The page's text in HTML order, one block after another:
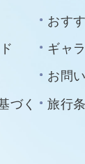
おす
ギャ
お問
づく
旅行